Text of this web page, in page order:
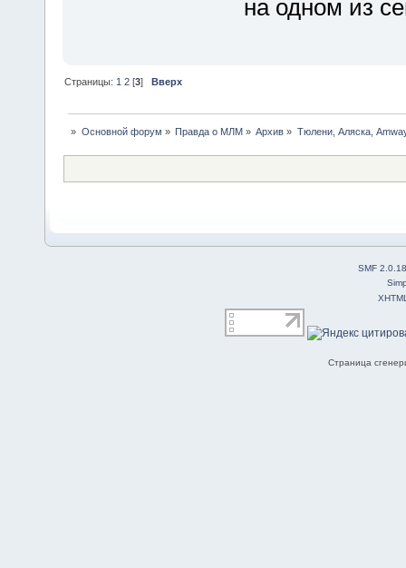
на одном из
Страницы: 1 2 [3] Вверх
» Основной форум » Правда о МЛМ » Архив » Тюлени, Аляска,
SMF 2.0.18
Страница